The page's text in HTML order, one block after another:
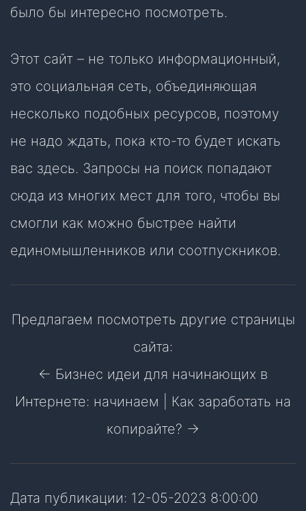
было бы интересно посмотреть.
Этот сайт – не только информационный,
это социальная сеть, объединяющая
несколько подобных ресурсов, поэтому
не надо ждать, пока кто-то будет искать
вас здесь. Запросы на поиск попадают
сюда из многих мест для того, чтобы вы
смогли как можно быстрее найти
единомышленников или соотпускников.
Предлагаем посмотреть другие страницы
сайта:
← Бизнес идеи для начинающих в
Интернете: начинаем
Как заработать на
копирайте? →
Дата публикации: 12-05-2023 8:00:00